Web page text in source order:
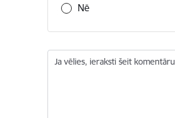
Nē
Ja vēlies, ieraksti šeit komentāru